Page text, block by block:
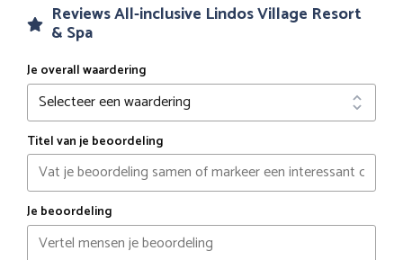
Reviews All-inclusive Lindos Village Resort
& Spa
Je overall waardering
Titel van je beoordeling
Je beoordeling